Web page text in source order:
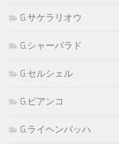
G.サケラリオウ
G.シャーパラド
G.セルシェル
G.ビアンコ
G.ライヘンバッハ